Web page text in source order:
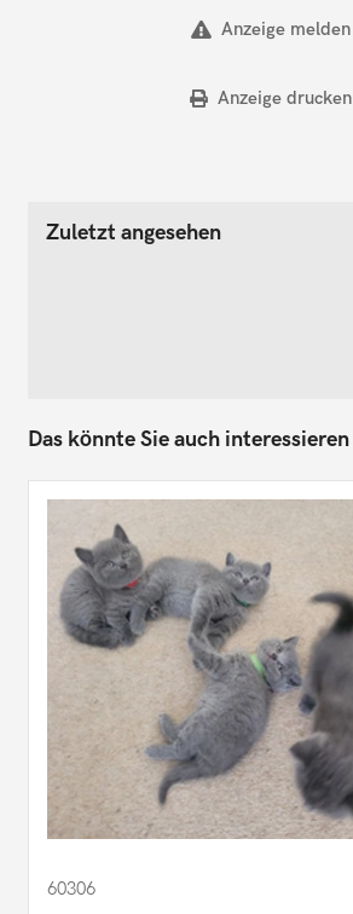
Anzeige melden
Anzeige drucken
Zuletzt angesehen
Das könnte Sie auch interessieren
60306